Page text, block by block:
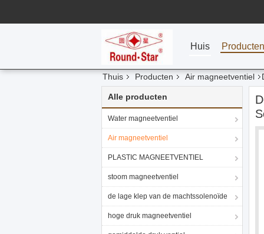
Huis
Thuis Producten Air magneetventiel
Alle producten
Water magneetventiel
Air magneetventiel
PLASTIC MAGNEETVENTIEL
stoom magneetventiel
de lage klep van de machtssolenoïde
hoge druk magneetventiel